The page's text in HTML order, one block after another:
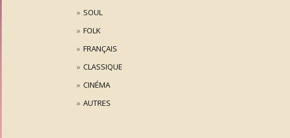
SOUL
FOLK
FRANÇAIS
CLASSIQUE
CINÉMA
AUTRES